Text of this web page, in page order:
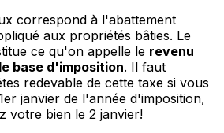
correspond à l'abattement
aux propriétés bâties. Le
ce qu'on appelle le revenu
base d'imposition. Il faut
redevable de cette taxe si vous
janvier de l'année d'imposition,
votre bien le 2 janvier!